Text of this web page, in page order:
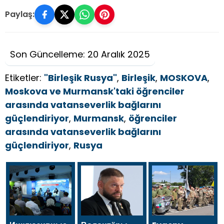
Paylaş:
Son Güncelleme: 20 Aralık 2025
Etiketler: "Birleşik Rusya", Birleşik, MOSKOVA,
Moskova ve Murmansk'taki öğrenciler
arasında vatanseverlik bağlarını
güçlendiriyor, Murmansk, öğrenciler
arasında vatanseverlik bağlarını
güçlendiriyor, Rusya